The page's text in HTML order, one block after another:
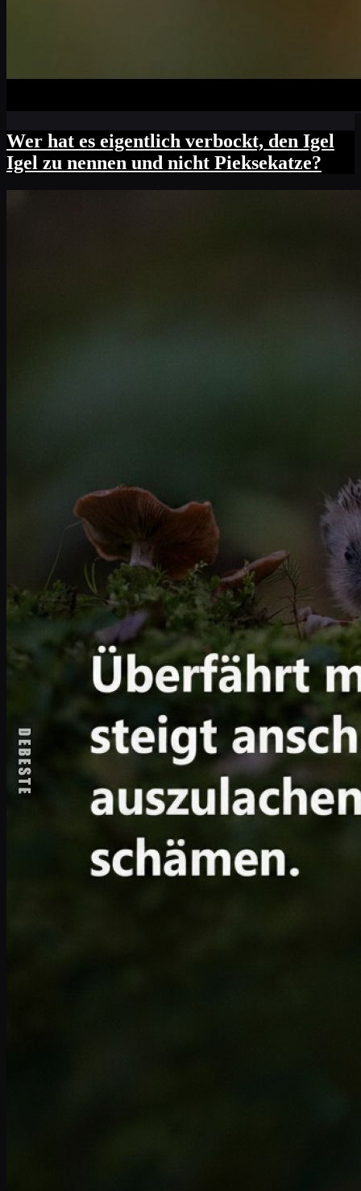
Wer hat es eigentlich verbockt, den Igel
Igel zu nennen und nicht Pieksekatze?